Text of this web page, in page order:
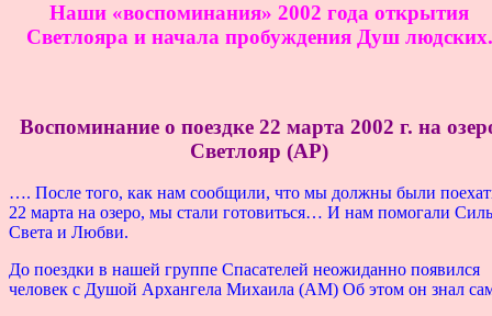
Наши «воспоминания» 2002 года открытия
Светлояра и начала пробуждения Душ людских.
Воспоминание о поездке 22 марта 2002 г. на
Светлояр (АР)
…. После того, как нам сообщили, что мы должны были
22 марта на озеро, мы стали готовиться… И нам помогали
Света и Любви.
До поездки в нашей группе Спасателей неожиданно появился
человек с Душой Архангела Михаила (АМ) Об этом он знал